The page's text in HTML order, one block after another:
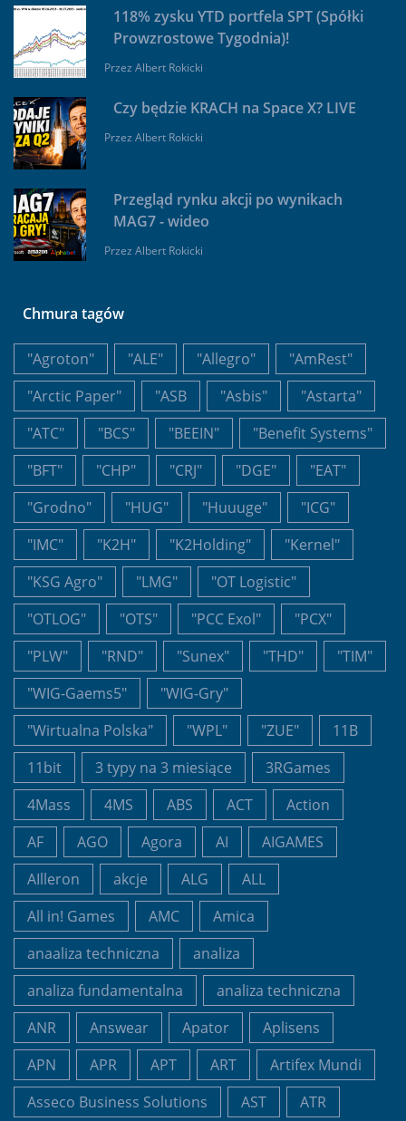
118% zysku YTD portfela SPT (Spółki
Prowzrostowe Tygodnia)!
Przez Albert Rokicki
Czy będzie KRACH na Space X? LIVE
Przez Albert Rokicki
Przegląd rynku akcji po wynikach
MAG7 - wideo
Przez Albert Rokicki
Chmura tagów
"Agroton" "ALE" "Allegro"
"AmRest"
"Arctic Paper"
"ASB "Asbis"
"Astarta"
"ATC"
"BCS" "BEEIN"
"Benefit Systems"
"BFT"
"CHP" "CRJ" "DGE"
"EAT"
"Grodno"
"HUG" "Huuuge"
"ICG"
"IMC"
"K2H" "K2Holding"
"Kernel"
"KSG Agro"
"LMG"
"OT Logistic"
"OTLOG"
"OTS" "PCC Exol"
"PCX"
"PLW"
"RND" "Sunex" "THD"
"TIM"
"WIG-Gaems5"
"WIG-Gry"
"Wirtualna Polska"
"WPL" "ZUE"
11B
11bit
3 typy na 3 miesiące
3RGames
4Mass
4MS ABS ACT
Action
AF
AGO Agora AI
AIGAMES
AIlleron
akcje ALG
ALL
All in! Games
AMC
Amica
anaaliza techniczna
analiza
analiza fundamentalna
analiza techniczna
ANR
Answear Apator
Aplisens
APN
APR APT ART
Artifex Mundi
Asseco Business Solutions
AST ATR